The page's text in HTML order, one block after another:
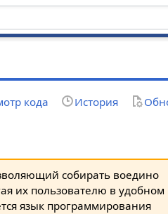
кода История
собирать воедино
их пользователю в удобном
язык программирования